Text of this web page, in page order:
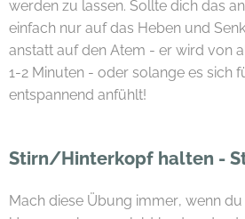
werden zu lassen. Sollte dich das
einfach nur auf das Heben und
anstatt auf den Atem - er wird von
1-2 Minuten - oder solange es sich
entspannend anfühlt!
Stirn/Hinterkopf halten -
Mach diese Übung immer, wenn